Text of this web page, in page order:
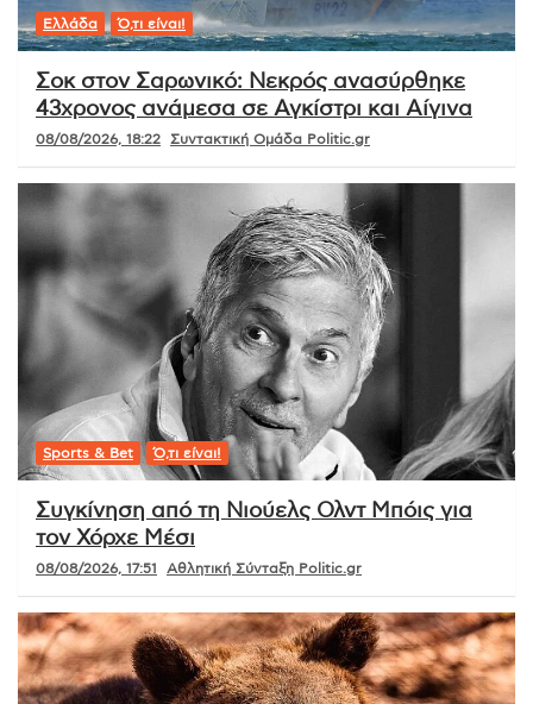
Ελλάδα Ό,τι είναι!
Σοκ στον Σαρωνικό: Νεκρός ανασύρθηκε
43χρονος ανάμεσα σε Αγκίστρι και Αίγινα
08/08/2026, 18:22 Συντακτική Ομάδα Politic.gr
Sports & Bet Ό,τι είναι!
Συγκίνηση από τη Νιούελς Ολντ Μπόις για
τον Χόρχε Μέσι
08/08/2026, 17:51 Αθλητική Σύνταξη Politic.gr